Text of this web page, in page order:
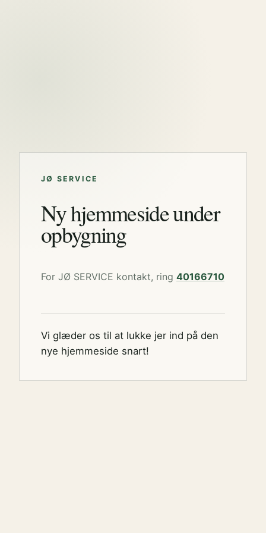
JØ SERVICE
Ny hjemmeside under
opbygning
For JØ SERVICE kontakt, ring 40166710
Vi glæder os til at lukke jer ind på den
nye hjemmeside snart!